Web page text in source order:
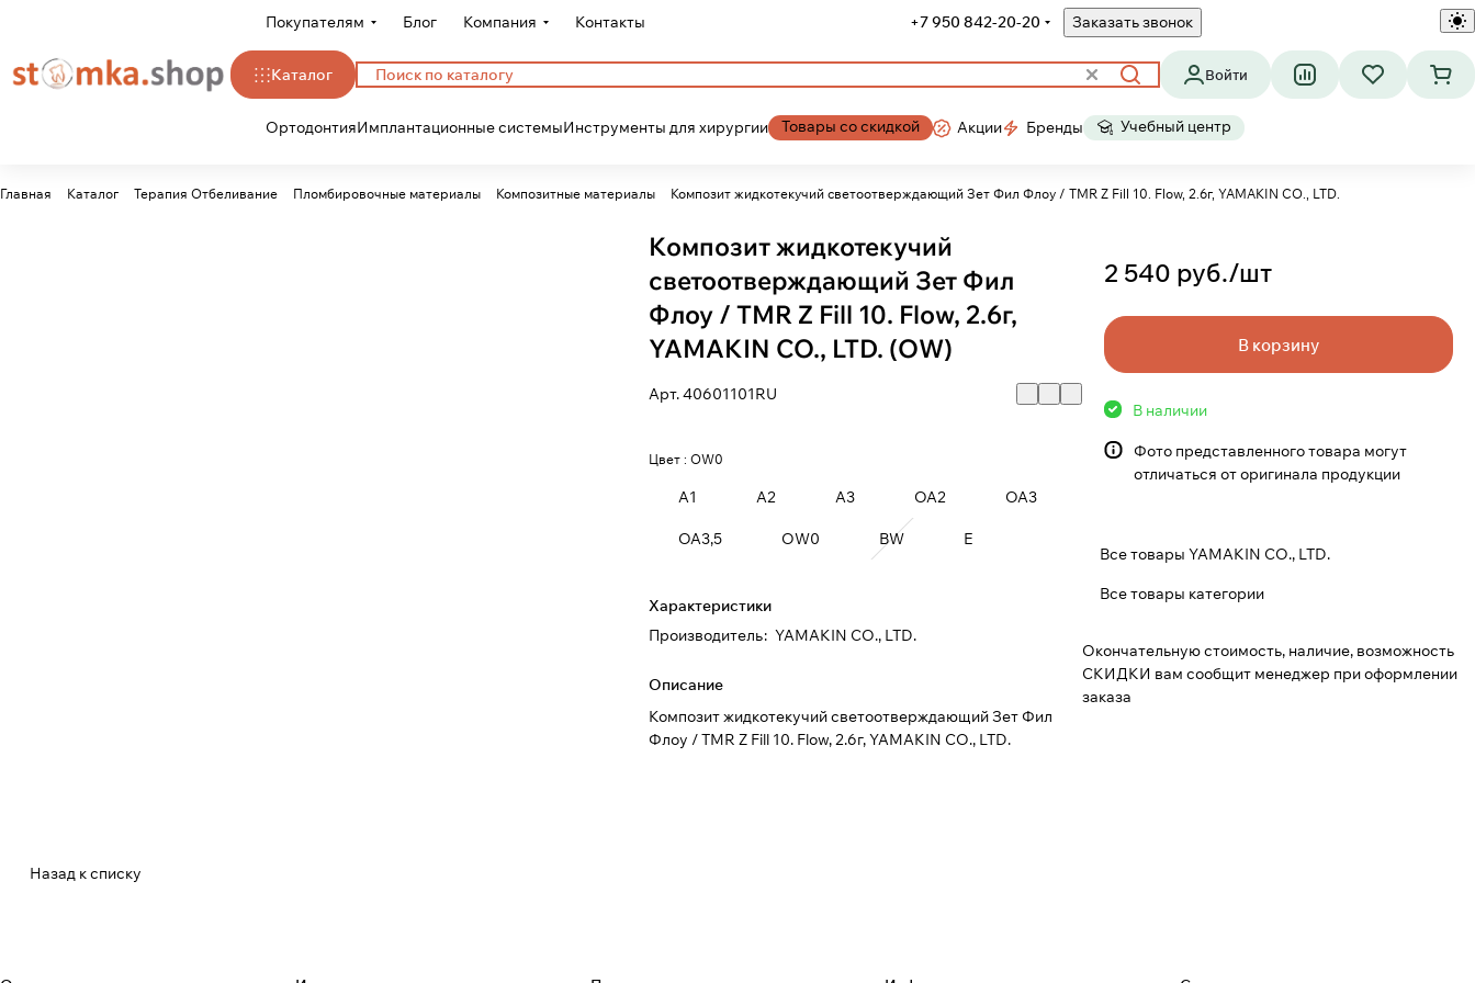
Покупателям Блог Компания Контакты +7 950 842-20-20 Заказать звонок
Каталог Войти
ОртодонтияИмплантационные системыИнструменты для хирургии Товары со скидкой Акции Бренды Учебный центр
Главная Каталог Терапия Отбеливание Пломбировочные материалы Композитные материалы Композит жидкотекучий светоотверждающий Зет Фил Флоу / TMR Z Fill 10. Flow, 2.6г, YAMAKIN CO., LTD.
Композит жидкотекучий
светоотверждающий Зет Фил
Флоу / TMR Z Fill 10. Flow, 2.6г,
YAMAKIN CO., LTD. (OW)
Арт.40601101RU
Цвет :OW0
A1 A2 A3 OA2 OA3
OA3,5 OW0 BW E
Характеристики
Производитель: YAMAKIN CO., LTD.
Описание
Композит жидкотекучий светоотверждающий Зет Фил
Флоу / TMR Z Fill 10. Flow, 2.6г, YAMAKIN CO., LTD.
2 540 руб./шт
В корзину
В наличии
Фото представленного товара могут
отличаться от оригинала продукции
Все товары YAMAKIN CO., LTD.
Все товары категории
Окончательную стоимость, наличие, возможность
СКИДКИ вам сообщит менеджер при оформлении
заказа
Назад к списку